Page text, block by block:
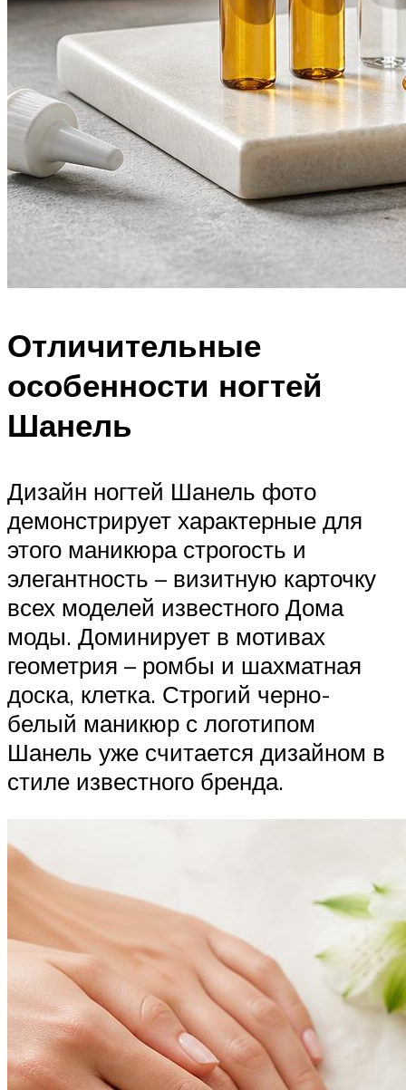
Отличительные
особенности ногтей
Шанель
Дизайн ногтей Шанель фото
демонстрирует характерные для
этого маникюра строгость и
элегантность – визитную карточку
всех моделей известного Дома
моды. Доминирует в мотивах
геометрия – ромбы и шахматная
доска, клетка. Строгий черно-
белый маникюр с логотипом
Шанель уже считается дизайном в
стиле известного бренда.